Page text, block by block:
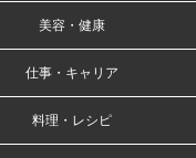
美容・健康
仕事・キャリア
料理・レシピ